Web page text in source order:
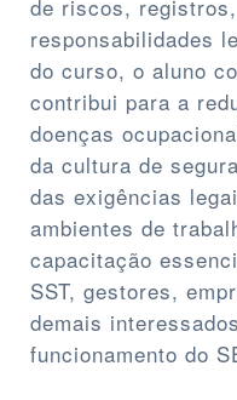
de riscos,
responsabilidades
do curso, o aluno
contribui para a
doenças
da cultura de
das exigências
ambientes de
capacitação
SST, gestores,
demais
funcionamento do